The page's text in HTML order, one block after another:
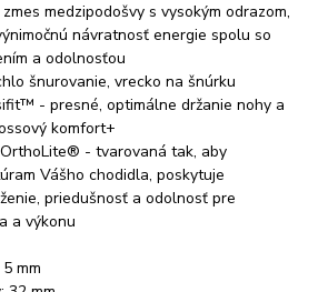
medzipodošvy s vysokým odrazom,
návratnosť energie spolu so
a odolnosťou
šnurovanie, vrecko na šnúrku
- presné, optimálne držanie nohy a
komfort+
- tvarovaná tak, aby
Vášho chodidla, poskytuje
priedušnosť a odolnosť pre
a výkonu
mm